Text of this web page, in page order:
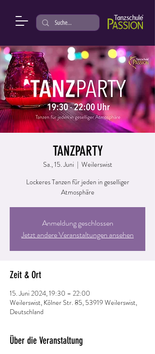
TANZPARTY
Sa., 15. Juni
  |
Weilerswist
Lockeres Tanzen für jeden in geselliger
Atmosphäre
Anmeldung geschlossen
Jetzt andere Veranstaltungen ansehen
Zeit & Ort
15. Juni 2024, 19:30 – 22:00
Weilerswist, Kölner Str. 85, 53919 Weilerswist,
Deutschland
Über die Veranstaltung